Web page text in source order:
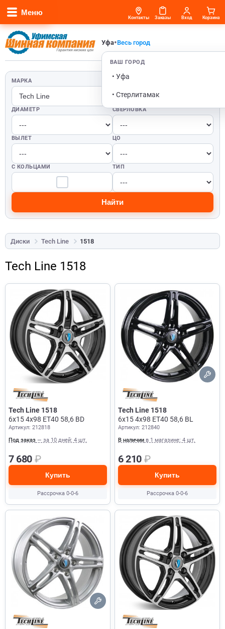
Меню
Уфа•Весь город
ВАШ ГОРОД
• Уфа
• Стерлитамак
Контакты Заказы Вход Корзина
МАРКА ШИРИНА
ДИАМЕТР СВЕРЛОВКА
ВЫЛЕТ ЦО
С КОЛЬЦАМИ ТИП
Найти
Диски Tech Line 1518
Tech Line 1518
Tech Line 1518
6x15 4x98 ET40 58,6 BD
Артикул: 212818
Под заказ — за 10 дней: 4 шт.
7 680 ₽
Купить
Рассрочка 0-0-6
Tech Line 1518
6x15 4x98 ET40 58,6 BL
Артикул: 212840
В наличии в 1 магазине: 4 шт.
6 210 ₽
Купить
Рассрочка 0-0-6